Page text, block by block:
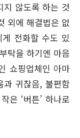
지 않도록 하는 것
외에 해결법은 없
전화할 수도 있
탁을 하기엔 마음
쇼핑업체인 아마
귀찮음, 불편함
은 ‘버튼’ 하나로